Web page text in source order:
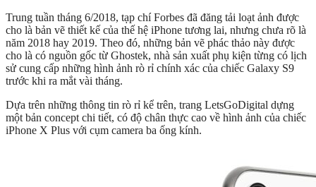
Trung tuần tháng 6/2018, tạp chí Forbes đã đăng tải loạt ảnh được
cho là bản vẽ thiết kế của thế hệ iPhone tương lai, nhưng chưa rõ là
năm 2018 hay 2019. Theo đó, những bản vẽ phác thảo này được
cho là có nguồn gốc từ Ghostek, nhà sản xuất phụ kiện từng có lịch
sử cung cấp những hình ảnh rò rỉ chính xác của chiếc Galaxy S9
trước khi ra mắt vài tháng.
Dựa trên những thông tin rò rỉ kể trên, trang LetsGoDigital dựng
một bản concept chi tiết, có độ chân thực cao về hình ảnh của chiếc
iPhone X Plus với cụm camera ba ống kính.